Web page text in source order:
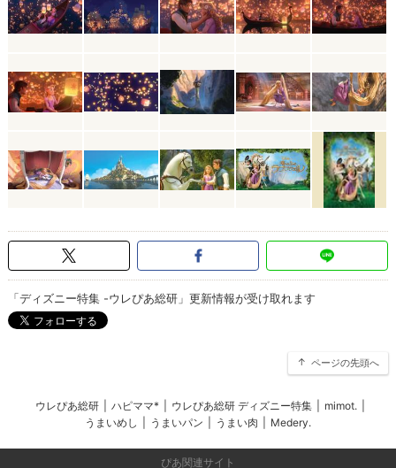
「ディズニー特集 -ウレぴあ総研」更新情報が受け取れます
ページの先頭へ
ウレぴあ総研 ハピママ* ウレぴあ総研 ディズニー特集 mimot.
うまいめし
うまいパン うまい肉 Medery.
ぴあ関連サイト